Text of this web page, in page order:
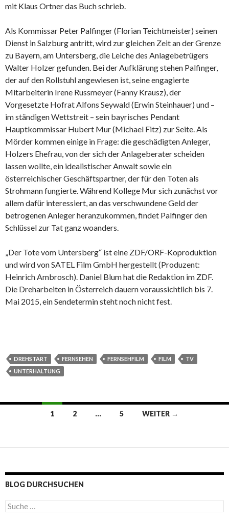
mit Klaus Ortner das Buch schrieb.
Als Kommissar Peter Palfinger (Florian Teichtmeister) seinen
Dienst in Salzburg antritt, wird zur gleichen Zeit an der Grenze
zu Bayern, am Untersberg, die Leiche des Anlagebetrügers
Walter Holzer gefunden. Bei der Aufklärung stehen Palfinger,
der auf den Rollstuhl angewiesen ist, seine engagierte
Mitarbeiterin Irene Russmeyer (Fanny Krausz), der
Vorgesetzte Hofrat Alfons Seywald (Erwin Steinhauer) und –
im ständigen Wettstreit – sein bayrisches Pendant
Hauptkommissar Hubert Mur (Michael Fitz) zur Seite. Als
Mörder kommen einige in Frage: die geschädigten Anleger,
Holzers Ehefrau, von der sich der Anlageberater scheiden
lassen wollte, ein idealistischer Anwalt sowie ein
österreichischer Geschäftspartner, der für den Toten als
Strohmann fungierte. Während Kollege Mur sich zunächst vor
allem dafür interessiert, an das verschwundene Geld der
betrogenen Anleger heranzukommen, findet Palfinger den
Schlüssel zur Tat ganz woanders.
„Der Tote vom Untersberg“ ist eine ZDF/ORF-Koproduktion
und wird von SATEL Film GmbH hergestellt (Produzent:
Heinrich Ambrosch). Daniel Blum hat die Redaktion im ZDF.
Die Dreharbeiten in Österreich dauern voraussichtlich bis 7.
Mai 2015, ein Sendetermin steht noch nicht fest.
DREHSTART FERNSEHEN FERNSEHFILM FILM
TV
UNTERHALTUNG
Navigation
1 2 … 5 WEITER →
BLOG DURCHSUCHEN
S
u